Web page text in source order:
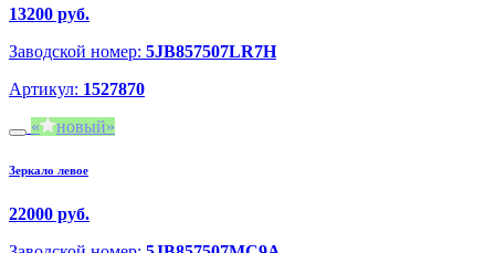
13200 руб.
Заводской номер: 5JB857507LR7H
Артикул: 1527870
новый
Зеркало левое
22000 руб.